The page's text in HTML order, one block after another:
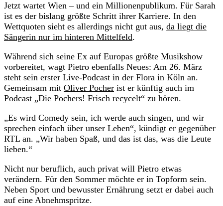
Jetzt wartet Wien – und ein Millionenpublikum. Für Sarah
ist es der bislang größte Schritt ihrer Karriere. In den
Wettquoten sieht es allerdings nicht gut aus, da liegt die
Sängerin nur im hinteren Mittelfeld.
Während sich seine Ex auf Europas größte Musikshow
vorbereitet, wagt Pietro ebenfalls Neues: Am 26. März
steht sein erster Live-Podcast in der Flora in Köln an.
Gemeinsam mit Oliver Pocher ist er künftig auch im
Podcast „Die Pochers! Frisch recycelt“ zu hören.
„Es wird Comedy sein, ich werde auch singen, und wir
sprechen einfach über unser Leben“, kündigt er gegenüber
RTL an. „Wir haben Spaß, und das ist das, was die Leute
lieben.“
Nicht nur beruflich, auch privat will Pietro etwas
verändern. Für den Sommer möchte er in Topform sein.
Neben Sport und bewusster Ernährung setzt er dabei auch
auf eine Abnehmspritze.